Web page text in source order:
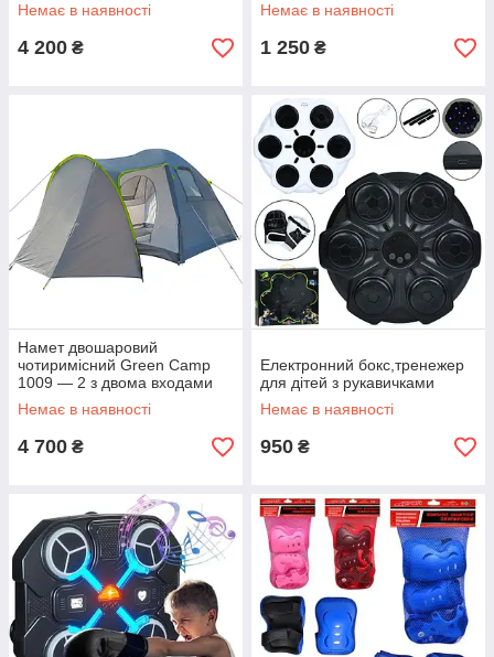
Немає в наявності
4 200 ₴
Немає в наявності
1 250 ₴
Намет двошаровий
чотиримісний Green Camp
1009 — 2 з двома входами
Немає в наявності
4 700 ₴
Електронний бокс,тренежер
для дітей з рукавичками
Немає в наявності
950 ₴